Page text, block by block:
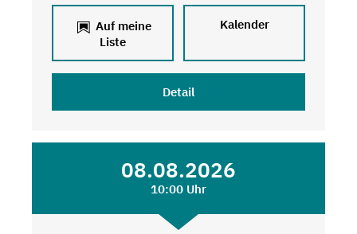
Auf meine
Liste
Kalender
Detail
08.08.2026
10:00 Uhr